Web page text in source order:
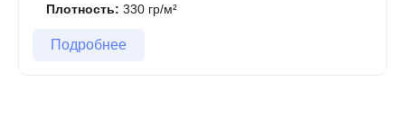
Плотность: 330 гр/м²
Подробнее